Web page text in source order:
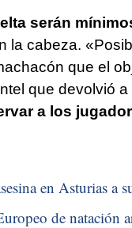
serán
la cabeza.
que el
que devolvió
a los
en Asturias a
de natación